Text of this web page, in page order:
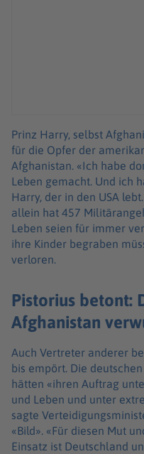
Prinz Harry, selbst
für die Opfer der
Afghanistan. «Ich habe
Leben gemacht. Und ich
Harry, der in den USA
allein hat 457
Leben seien für immer
ihre Kinder begraben
verloren.
Pistorius betont:
Afghanistan
Auch Vertreter anderer
bis empört. Die
hätten «ihren Auftrag
und Leben und unter
sagte
«Bild». «Für diesen Mut
Einsatz ist Deutschland